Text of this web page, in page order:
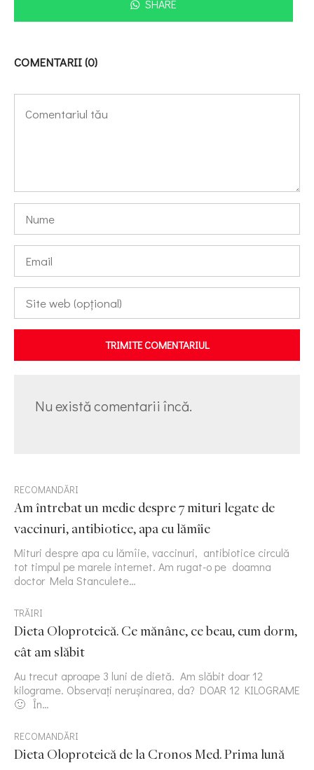
SHARE
COMENTARII (0)
TRIMITE COMENTARIUL
Nu există comentarii încă.
RECOMANDĂRI
Am întrebat un medic despre 7 mituri legate de
vaccinuri, antibiotice, apa cu lămîie
Mituri despre apa cu lămîie, vaccinuri, antibiotice circulă
tot timpul pe marele internet. Am rugat-o pe doamna
doctor Mela Stanculete…
TRĂIRI
Dieta Oloproteică. Ce mănânc, ce beau, cum dorm,
cât am slăbit
Au trecut aproape 3 luni de dietă. Am slăbit doar 12
kilograme. Observați nerușinarea, da? DOAR 12 KILOGRAME
🙂 În…
RECOMANDĂRI
Dieta Oloproteică de la Cronos Med. Prima lună